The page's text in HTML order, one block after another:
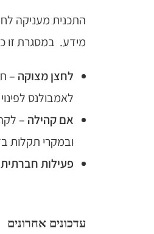
מידע. במסגרת זו כ- 100 גמלאים נהנים מהשירותים
לחצן מצוקה –
לאמבולנס
אם קהילה –
ובמקרי תקלות
פעילות חברתית
עדכונים אחרונים